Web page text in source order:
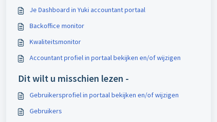
Je Dashboard in Yuki accountant portaal
Backoffice monitor
Kwaliteitsmonitor
Accountant profiel in portaal bekijken en/of wijzigen
Dit wilt u misschien lezen -
Gebruikersprofiel in portaal bekijken en/of wijzigen
Gebruikers